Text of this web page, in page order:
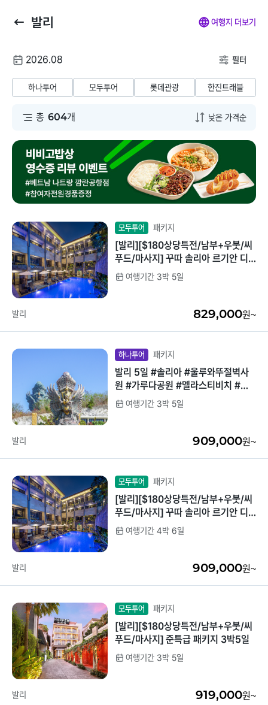
뒤
기
발리 여행지 더보기
여
짜
2026.08 필터
하나투어 모두투어 롯데관광 한진트래블
총 604개
모두투어 패키지
[발리][$180상당특전/남부+우붓/씨
푸드/마사지] 꾸따 솔리아 르기안 디
럭스룸 3박5일
여행기간 3박 5일
발리 829,000원~
하나투어 패키지
발리 5일 #솔리아 #울루와뚜절벽사
원 #가루다공원 #멜라스티비치 #자
유일정보장
여행기간 3박 5일
발리 909,000원~
모두투어 패키지
[발리][$180상당특전/남부+우붓/씨
푸드/마사지] 꾸따 솔리아 르기안 디
럭스룸 4박6일
여행기간 4박 6일
발리 909,000원~
모두투어 패키지
[발리][$180상당특전/남부+우붓/씨
푸드/마사지] 준특급 패키지 3박5일
여행기간 3박 5일
발리 919,000원~
나
전
뉴
기
해외패키지 해외항공+호텔 해외호텔 해외항공
동남아/대만/서남
말레이시아
베트남
인도네시아
필리핀
캄보디아
라오스
브루나이
싱가포르
인도/네팔
괌/사이판/호주/뉴
질랜드
유럽/아프리카
미주/하와이/알래
스카
중국/홍콩/몽골/중
앙아시아